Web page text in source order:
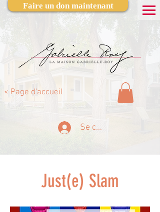
Faire un don maintenant
< Page d'accueil
Se connecter
Just(e) Slam